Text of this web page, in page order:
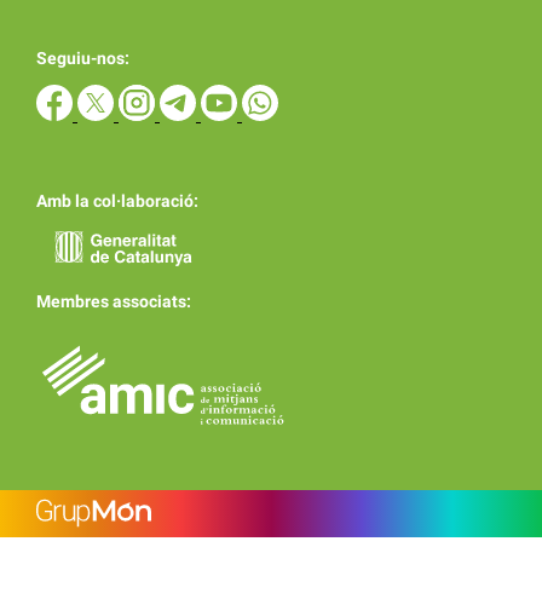
Seguiu-nos:
Amb la col·laboració:
Membres associats: